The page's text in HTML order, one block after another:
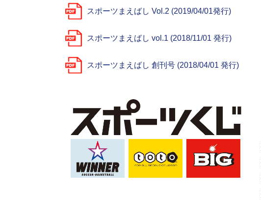
スポーツまえばし Vol.2 (2019/04/01発行)
スポーツまえばし vol.1 (2018/11/01 発行)
スポーツまえばし 創刊号 (2018/04/01 発行)